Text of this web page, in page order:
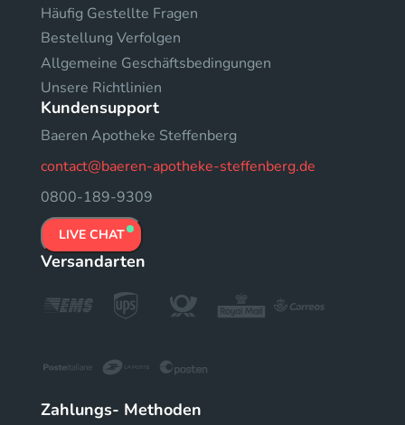
Häufig Gestellte Fragen
Bestellung Verfolgen
Allgemeine Geschäftsbedingungen
Unsere Richtlinien
Kundensupport
Baeren Apotheke Steffenberg
contact@baeren-apotheke-steffenberg.de
0800-189-9309
LIVE CHAT
Versandarten
Zahlungs- Methoden